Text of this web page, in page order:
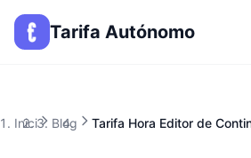
Tarifa Autónomo
Inici Blog